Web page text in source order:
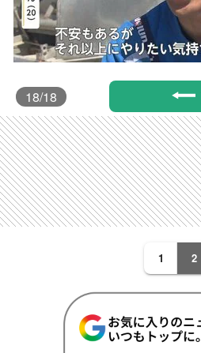
18/18
1 2